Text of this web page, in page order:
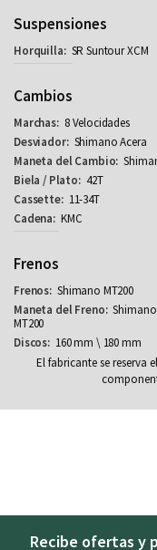
Suspensiones
SR Suntour XCM
Cambios
8 Velocidades
Shimano Acera
42T
11-34T
KMC
Frenos
Shimano MT200
Shimano
MT200
160 mm \ 180 mm
El fabricante se reserva
Recibe ofertas y